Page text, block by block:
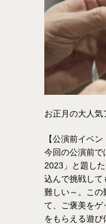
お正月の大人
【公演前イベン
今回の公演前
2023」と題し
込んで挑戦して
難しい～。この
て、ご褒美をゲ
をもらえる遊び